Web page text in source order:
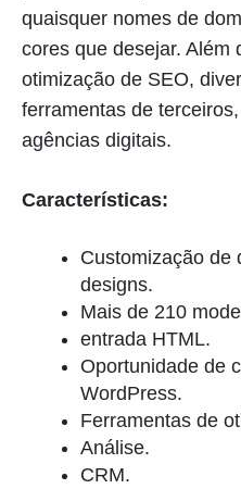
quaisquer nomes de
cores que desejar. Além
otimização de SEO,
ferramentas de
agências digitais.
Características:
Customização de
designs.
Mais de 210
entrada HTML.
Oportunidade de
WordPress.
Ferramentas de
Análise.
CRM.